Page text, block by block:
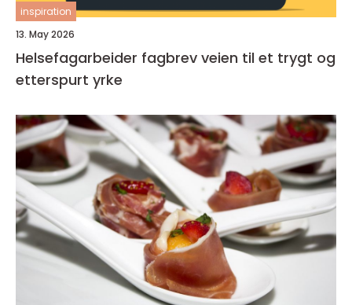
inspiration
13. May 2026
Helsefagarbeider fagbrev veien til et trygt og
etterspurt yrke